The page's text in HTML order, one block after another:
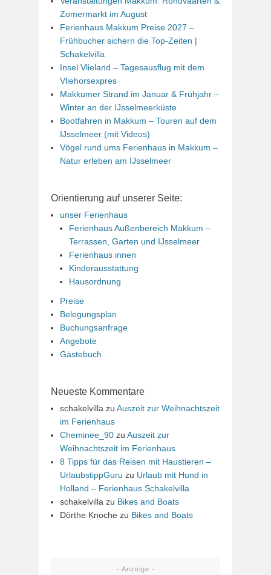
Zomermarkt im August
Ferienhaus Makkum Preise 2027 –
Frühbucher sichern die Top-Zeiten |
Schakelvilla
Insel Vlieland – Tagesausflug mit dem
Vliehorsexpres
Makkumer Strand im Januar & Frühjahr –
Winter an der IJsselmeerküste
Bootfahren in Makkum – Touren auf dem
IJsselmeer (mit Videos)
Vögel rund ums Ferienhaus in Makkum –
Natur erleben am IJsselmeer
Orientierung auf unserer Seite:
unser Ferienhaus
Ferienhaus Außenbereich Makkum –
Terrassen, Garten und IJsselmeer
Ferienhaus innen
Kinderausstattung
Hausordnung
Preise
Belegungsplan
Buchungsanfrage
Angebote
Gästebuch
Neueste Kommentare
schakelvilla zu Auszeit zur Weihnachtszeit
im Ferienhaus
Cheminee_90 zu Auszeit zur
Weihnachtszeit im Ferienhaus
8 Tipps für das Reisen mit Haustieren –
UrlaubstippGuru zu Urlaub mit Hund in
Holland – Ferienhaus Schakelvilla
schakelvilla zu Bikes and Boats
Dörthe Knoche zu Bikes and Boats
- Anzeige -